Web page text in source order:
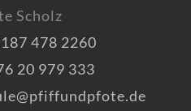
Scholz
478 2260
20 979 333